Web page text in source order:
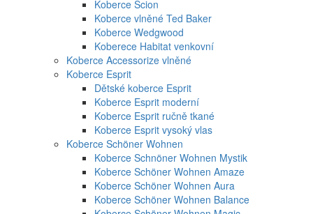
Koberce Scion
Koberce vlněné Ted Baker
Koberce Wedgwood
Koberece Habitat venkovní
Koberce Accessorize vlněné
Koberce Esprit
Dětské koberce Esprit
Koberce Esprit moderní
Koberce Esprit ručně tkané
Koberce Esprit vysoký vlas
Koberce Schöner Wohnen
Koberce Schnöner Wohnen Mystik
Koberce Schöner Wohnen Amaze
Koberce Schöner Wohnen Aura
Koberce Schöner Wohnen Balance